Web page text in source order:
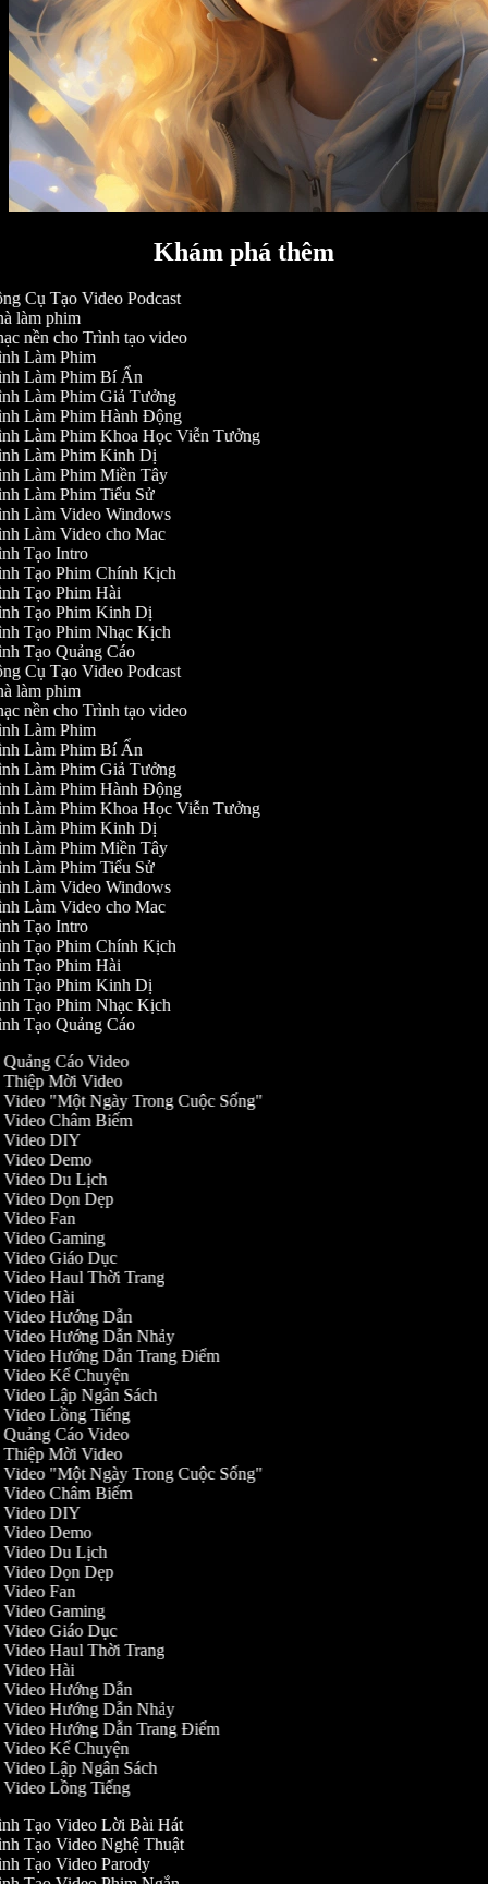
Khám phá thêm
Cụ Tạo Video Podcast
làm phim
nền cho Trình tạo video
Làm Phim
Làm Phim Bí Ẩn
Làm Phim Giả Tưởng
Làm Phim Hành Động
Làm Phim Khoa Học Viễn Tưởng
Làm Phim Kinh Dị
Làm Phim Miền Tây
Làm Phim Tiểu Sử
Làm Video Windows
Làm Video cho Mac
Tạo Intro
Tạo Phim Chính Kịch
Tạo Phim Hài
Tạo Phim Kinh Dị
Tạo Phim Nhạc Kịch
Tạo Quảng Cáo
Cụ Tạo Video Podcast
làm phim
nền cho Trình tạo video
Làm Phim
Làm Phim Bí Ẩn
Làm Phim Giả Tưởng
Làm Phim Hành Động
Làm Phim Khoa Học Viễn Tưởng
Làm Phim Kinh Dị
Làm Phim Miền Tây
Làm Phim Tiểu Sử
Làm Video Windows
Làm Video cho Mac
Tạo Intro
Tạo Phim Chính Kịch
Tạo Phim Hài
Tạo Phim Kinh Dị
Tạo Phim Nhạc Kịch
Tạo Quảng Cáo
Quảng Cáo Video
Thiệp Mời Video
Video "Một Ngày Trong Cuộc Sống"
Video Châm Biếm
Video DIY
Video Demo
Video Du Lịch
Video Dọn Dẹp
Video Fan
Video Gaming
Video Giáo Dục
Video Haul Thời Trang
Video Hài
Video Hướng Dẫn
Video Hướng Dẫn Nhảy
Video Hướng Dẫn Trang Điểm
Video Kể Chuyện
Video Lập Ngân Sách
Video Lồng Tiếng
Quảng Cáo Video
Thiệp Mời Video
Video "Một Ngày Trong Cuộc Sống"
Video Châm Biếm
Video DIY
Video Demo
Video Du Lịch
Video Dọn Dẹp
Video Fan
Video Gaming
Video Giáo Dục
Video Haul Thời Trang
Video Hài
Video Hướng Dẫn
Video Hướng Dẫn Nhảy
Video Hướng Dẫn Trang Điểm
Video Kể Chuyện
Video Lập Ngân Sách
Video Lồng Tiếng
Tạo Video Lời Bài Hát
Tạo Video Nghệ Thuật
Tạo Video Parody